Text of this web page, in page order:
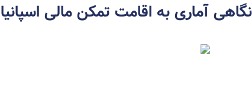
نگاهی آماری به اقامت تمکن مالی اسپانیا